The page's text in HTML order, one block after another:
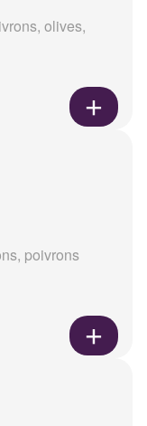
olives,
poivrons